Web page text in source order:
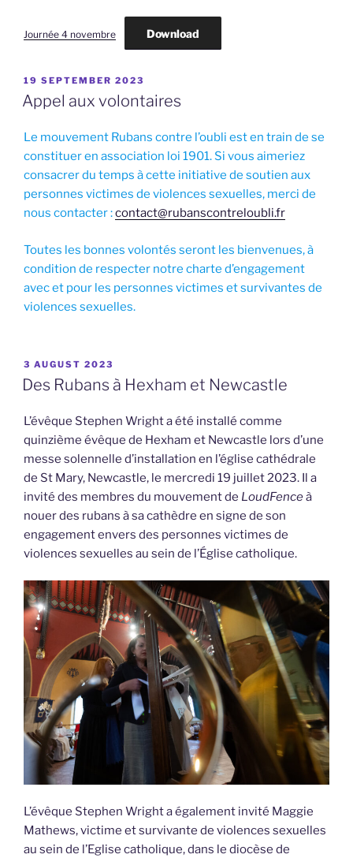
Journée 4 novembre Download
POSTED
ON
19 SEPTEMBER 2023
Appel aux volontaires
Le mouvement Rubans contre l’oubli est en train de se
constituer en association loi 1901. Si vous aimeriez
consacrer du temps à cette initiative de soutien aux
personnes victimes de violences sexuelles, merci de
nous contacter :contact@rubanscontreloubli.fr
Toutes les bonnes volontés seront les bienvenues, à
condition de respecter notre charte d’engagement
avec et pour les personnes victimes et survivantes de
violences sexuelles.
POSTED
ON
3 AUGUST 2023
Des Rubans à Hexham et Newcastle
L’évêque Stephen Wright a été installé comme
quinzième évêque de Hexham et Newcastle lors d’une
messe solennelle d’installation en l’église cathédrale
de St Mary, Newcastle, le mercredi 19 juillet 2023. Il a
invité des membres du mouvement de LoudFenceà
nouer des rubans à sa cathèdre en signe de son
engagement envers des personnes victimes de
violences sexuelles au sein de l’Église catholique.
L’évêque Stephen Wright a également invité Maggie
Mathews, victime et survivante de violences sexuelles
au sein de l’Eglise catholique, dans le diocèse de